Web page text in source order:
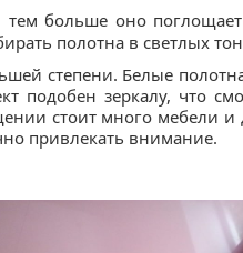
больше оно поглощает
полотна в светлых
степени. Белые
подобен зеркалу, что
стоит много мебели и
привлекать внимание.